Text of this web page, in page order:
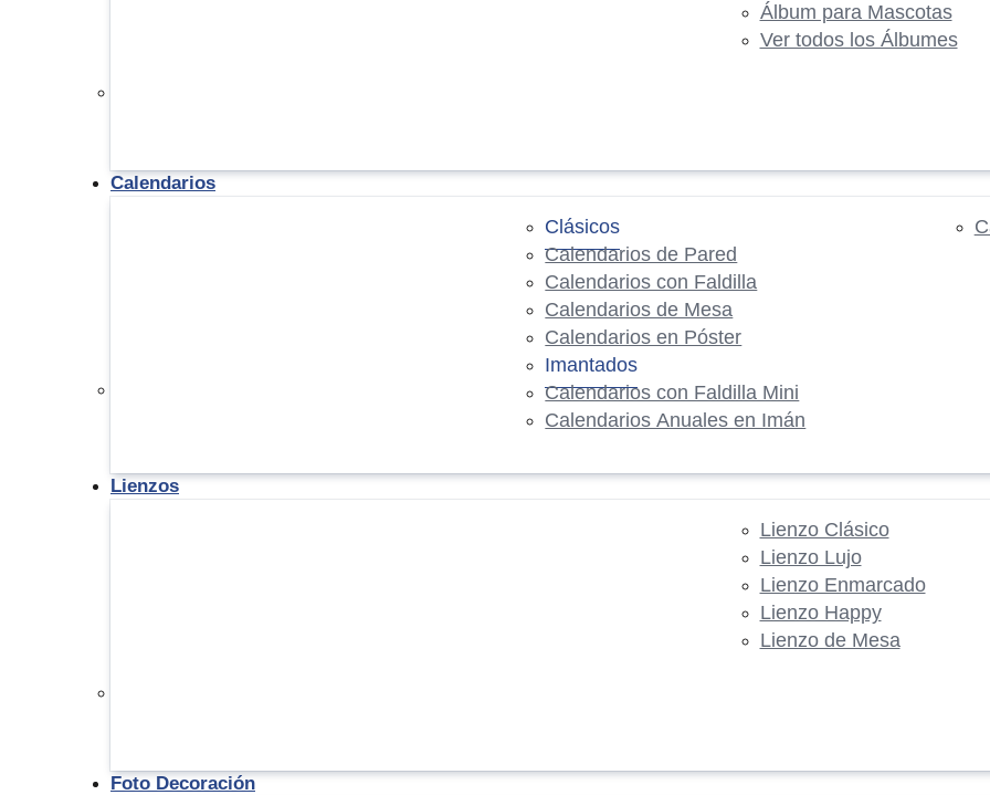
Álbum para Mascotas
Ver todos los Álbumes
Calendarios
Clásicos
Calendarios de Pared
Calendarios con Faldilla
Calendarios de Mesa
Calendarios en Póster
Imantados
Calendarios con Faldilla Mini
Calendarios Anuales en Imán
Lienzos
Lienzo Clásico
Lienzo Lujo
Lienzo Enmarcado
Lienzo Happy
Lienzo de Mesa
Foto Decoración